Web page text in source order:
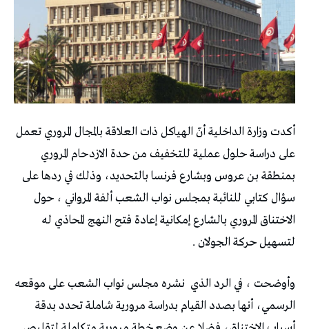
أكدت وزارة الداخلية أنّ الهياكل ذات العلاقة بالمجال المروري تعمل
على دراسة حلول عملية للتخفيف من حدة الازدحام المروري
بمنطقة بن عروس وبشارع فرنسا بالتحديد، وذلك في ردها على
سؤال كتابي للنائبة بمجلس نواب الشعب ألفة المرواني ، حول
الاختناق المروري بالشارع إمكانية إعادة فتح النهج المحاذي له
لتسهيل حركة الجولان .
وأوضحت ، في الرد الذي نشره مجلس نواب الشعب على موقعه
الرسمي، أنها بصدد القيام بدراسة مرورية شاملة تحدد بدقة